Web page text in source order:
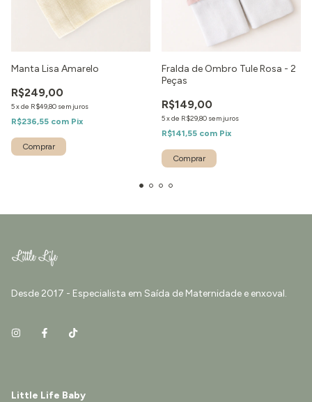
Manta Lisa Amarelo
R$249,00
5xde R$49,80 sem juros
R$236,55 com Pix
Comprar
Fralda de Ombro Tule Rosa - 2
Peças
R$149,00
5xde R$29,80 sem juros
R$141,55 com Pix
Desde 2017 - Especialista em Saída de Maternidade e enxoval.
Little Life Baby